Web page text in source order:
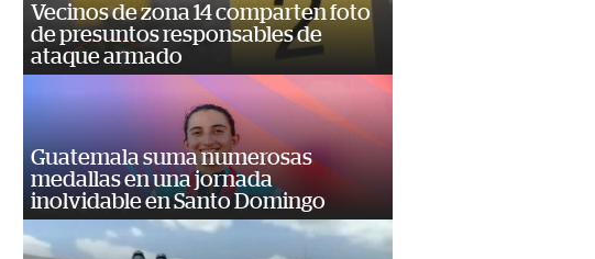
Vecinos de zona 14 comparten foto
de presuntos responsables de
ataque armado
Guatemala suma numerosas
medallas en una jornada
inolvidable en Santo Domingo